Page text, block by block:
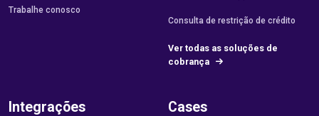
Trabalhe conosco
Consulta de restrição de crédito
Ver todas as soluções de
cobrança
Integrações Cases